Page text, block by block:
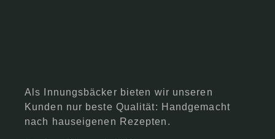
Als Innungsbäcker bieten wir unseren
Kunden nur beste Qualität: Handgemacht
nach hauseigenen Rezepten.